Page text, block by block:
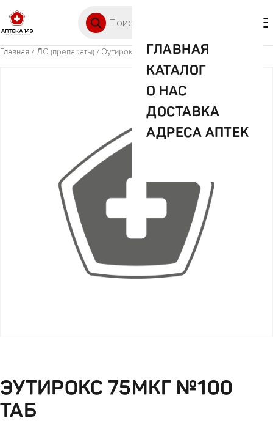
ГЛАВНАЯ
КАТАЛОГ
О НАС
ДОСТАВКА
АДРЕСА АПТЕК
Главная / ЛС (препараты) / Эутирокс 75мкг №100 таб
ЭУТИРОКС 75МКГ №100
ТАБ